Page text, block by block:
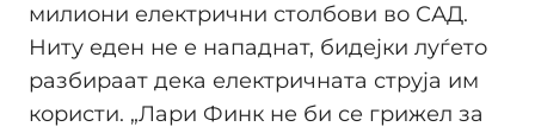
милиони електрични столбови во САД.
Ниту еден не е нападнат, бидејки луѓето
разбираат дека електричната струја им
користи. „Лари Финк не би се грижел за